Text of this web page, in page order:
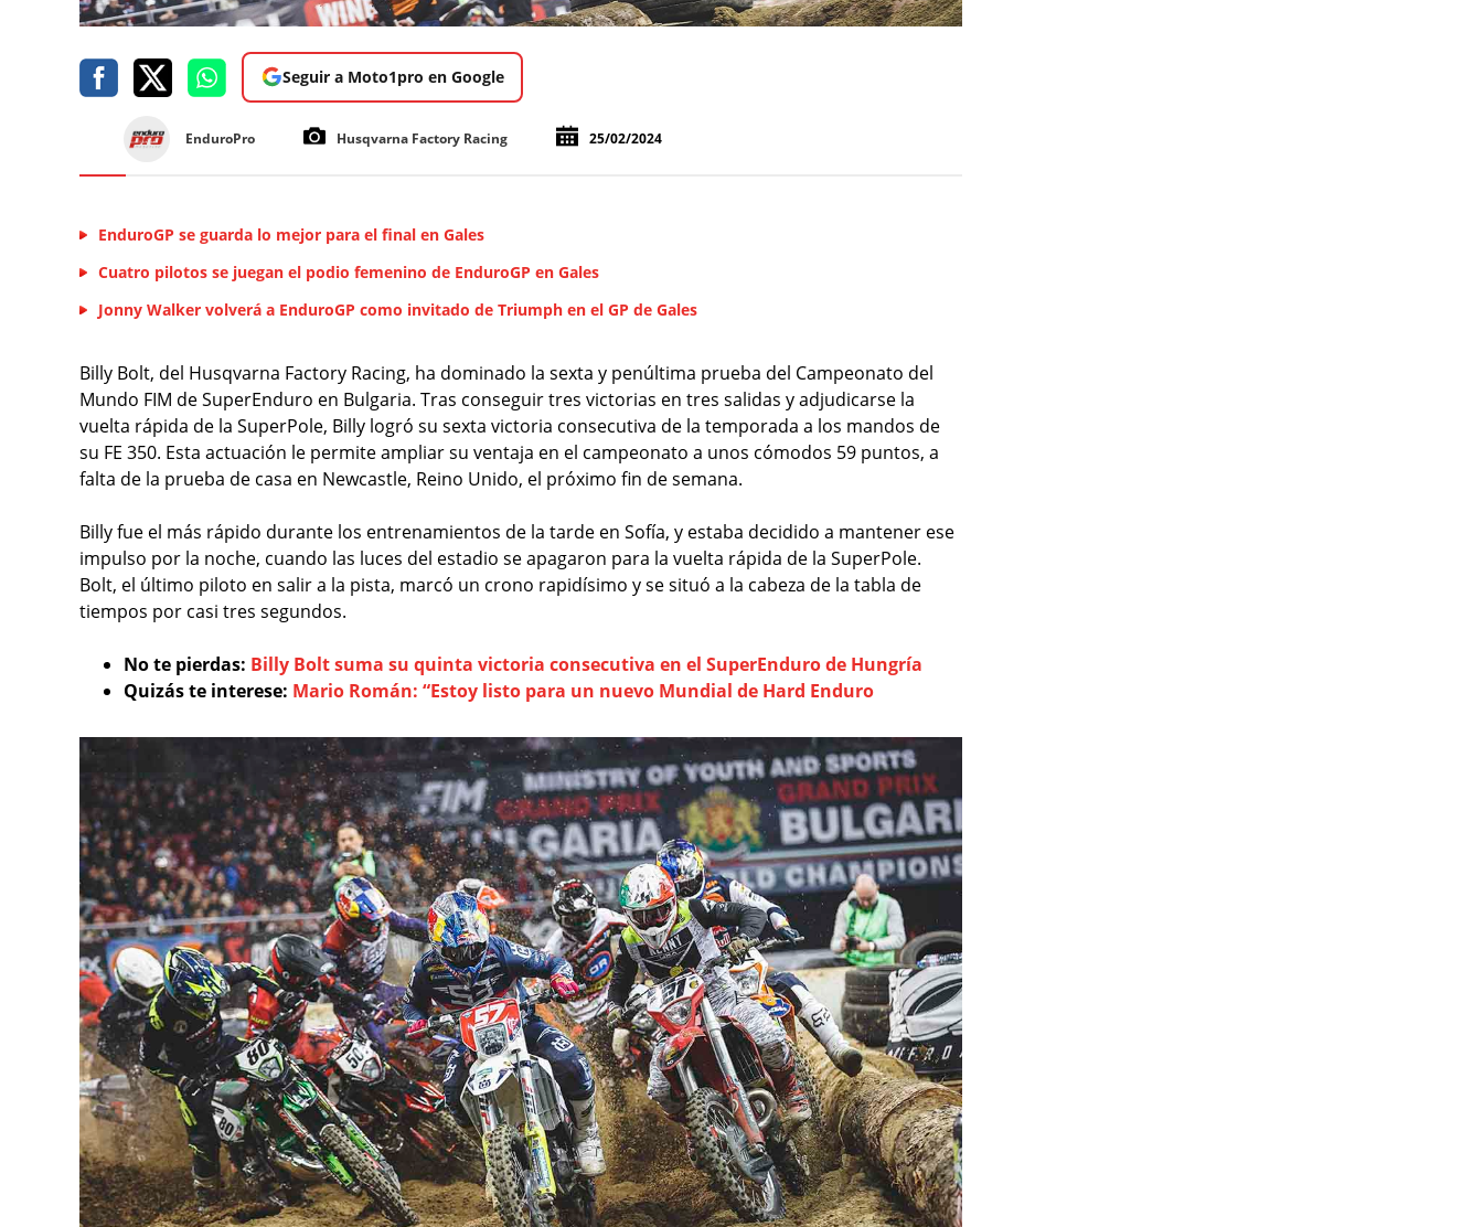
Seguir a Moto1pro en Google
EnduroPro Husqvarna Factory Racing 25/02/2024
EnduroGP se guarda lo mejor para el final en Gales
Cuatro pilotos se juegan el podio femenino de EnduroGP en Gales
Jonny Walker volverá a EnduroGP como invitado de Triumph en el GP de Gales
Billy Bolt, del Husqvarna Factory Racing, ha dominado la sexta y penúltima prueba del Campeonato del
Mundo FIM de SuperEnduro en Bulgaria. Tras conseguir tres victorias en tres salidas y adjudicarse la
vuelta rápida de la SuperPole, Billy logró su sexta victoria consecutiva de la temporada a los mandos de
su FE 350. Esta actuación le permite ampliar su ventaja en el campeonato a unos cómodos 59 puntos, a
falta de la prueba de casa en Newcastle, Reino Unido, el próximo fin de semana.
Billy fue el más rápido durante los entrenamientos de la tarde en Sofía, y estaba decidido a mantener ese
impulso por la noche, cuando las luces del estadio se apagaron para la vuelta rápida de la SuperPole.
Bolt, el último piloto en salir a la pista, marcó un crono rapidísimo y se situó a la cabeza de la tabla de
tiempos por casi tres segundos.
No te pierdas: Billy Bolt suma su quinta victoria consecutiva en el SuperEnduro de Hungría
Quizás te interese: Mario Román: “Estoy listo para un nuevo Mundial de Hard Enduro